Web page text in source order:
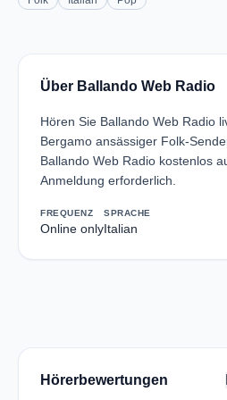
Über Ballando Web Radio
Hören Sie Ballando Web Radio
Bergamo ansässiger Folk-
Ballando Web Radio kostenlos
Anmeldung erforderlich.
FREQUENZ
Online only
SPRACHE
Italian
Hörerbewertungen